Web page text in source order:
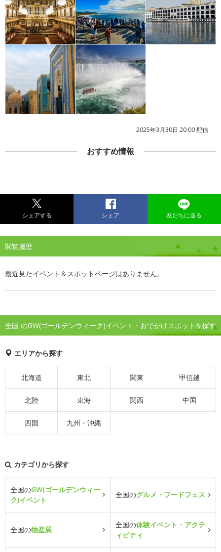
2025年3月30日 20:00 配信
おすすめ情報
シェアする シェア 友だちに送る
閲覧履歴
最近見たイベント＆スポットページはありません。
全国 のGW(ゴールデンウィーク)イベント・おでかけスポットを探す
エリアから探す
北海道 東北 関東 甲信越
北陸 東海 関西 中国
四国 九州・沖縄
カテゴリから探す
全国のGW(ゴールデンウィー
ク)イベント
全国のグルメ・フードフェス
全国の物産展
全国の体験イベント・アクテ
ィビティ